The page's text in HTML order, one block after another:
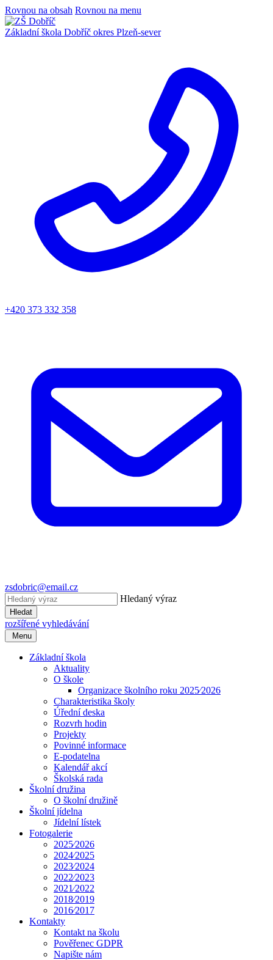
Rovnou na obsah Rovnou na menu
Základní škola Dobříč okres Plzeň-sever
+420 373 332 358
zsdobric@email.cz
Hledaný výraz
Hledat
rozšířené vyhledávání
Menu
Základní škola
Aktuality
O škole
Organizace školního roku 2025⁄2026
Charakteristika školy
Úřední deska
Rozvrh hodin
Projekty
Povinné informace
E-podatelna
Kalendář akcí
Školská rada
Školní družina
O školní družině
Školní jídelna
Jídelní lístek
Fotogalerie
2025⁄2026
2024⁄2025
2023⁄2024
2022⁄2023
2021⁄2022
2018⁄2019
2016⁄2017
Kontakty
Kontakt na školu
Pověřenec GDPR
Napište nám